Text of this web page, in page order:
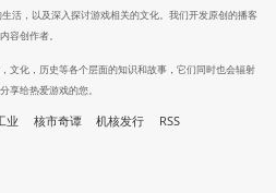
活，以及深入探讨游戏相关的文化。我们开发原创的播客
容创作者。
文化，历史等各个层面的知识和故事，它们同时也会辐射
享给热爱游戏的您。
业 核市奇谭 机核发行 RSS